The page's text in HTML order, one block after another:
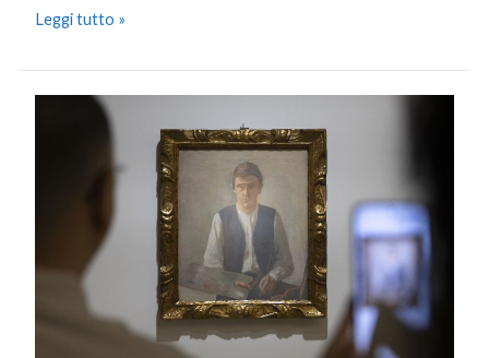
Leggi tutto »
originali
Giorgio